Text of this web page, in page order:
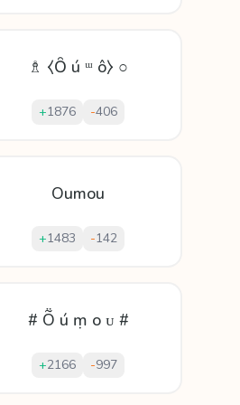
♗ ⧼Ȏ ú ᵚ ô⧽ ○
+1876 -406
Oumou
+1483 -142
# Ṏ ú ṃ o ᴜ #
+2166 -997